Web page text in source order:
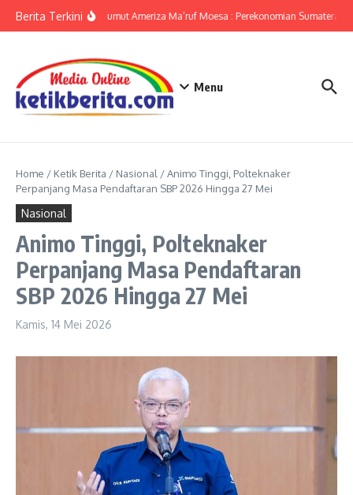
Berita TerkiniKPwBI Sumut Ameriza Ma’ruf Moesa : Perekonomian Sumatera
Menu
Home / Ketik Berita / Nasional /Animo Tinggi, Polteknaker
Perpanjang Masa Pendaftaran SBP 2026 Hingga 27 Mei
Nasional
Animo Tinggi, Polteknaker
Perpanjang Masa Pendaftaran
SBP 2026 Hingga 27 Mei
Kamis, 14 Mei 2026